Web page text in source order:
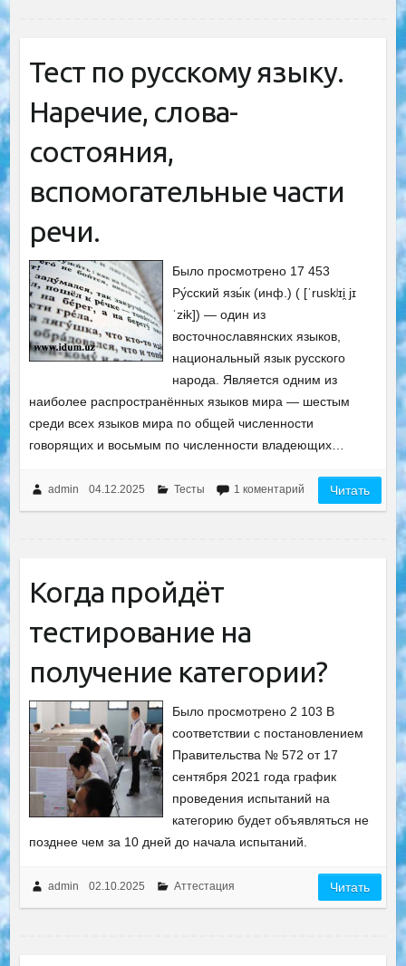
Тест по русскому языку.
Наречие, слова-
состояния,
вспомогательные части
речи.
Было просмотрено 17 453
Ру́сский язы́к (инф.) ( [ˈruskʲɪi̯ jɪ
ˈzɨk]) — один из
восточнославянских языков,
национальный язык русского
народа. Является одним из
наиболее распространённых языков мира — шестым
среди всех языков мира по общей численности
говорящих и восьмым по численности владеющих…
admin 04.12.2025 Тесты 1 коментарий Читать
Когда пройдёт
тестирование на
получение категории?
Было просмотрено 2 103 В
соответствии с постановлением
Правительства № 572 от 17
сентября 2021 года график
проведения испытаний на
категорию будет объявляться не
позднее чем за 10 дней до начала испытаний.
admin 02.10.2025 Аттестация Читать